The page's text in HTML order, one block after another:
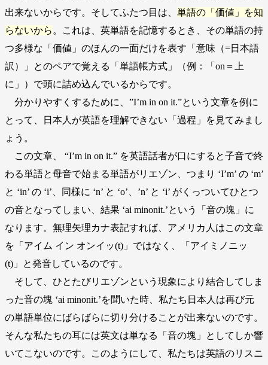
出来ないからです。そしてふたつ目は、 単語の「価値」を知
らないから 。これは、英単語を記憶するとき、その単語の持
つ多様な「価値」のほんの一面だけを表す「意味（=日本語
訳）」とのペアで覚える「単語帳方式」（例：「on＝上
に」）で頭に詰め込んでいるからです。
分かりやすくするために、”I’m in on it.”という文章を例に
とって、日本人が英語を理解できない「過程」を見てみまし
ょう。
この文章、 “I’m in on it.” を英語話者が口にすると子音で終
わる単語と母音で始まる単語がリエゾン、つまり ‘I’m’ の ‘m’
と ‘in’ の ‘i’、同様に ‘n’ と ‘o’、’n’ と ‘i’ がくっついてひとつ
の音となってしまい、結果 ‘ai minonit.’という「音の塊」に
なります。無理矢理カナ表記すれば、アメリカ人はこの文章
を「アイム イン オンイッ(t)」ではなく、「アイミノニッ
(t)」と発音しているのです。
そして、ひとたびリエゾンという現象により結合してしま
った音の塊 ‘ai minonit.’を聞いた時、私たち日本人は再び元
の単語単位にばらばらに切り分けることが出来ないのです。
そんな私たちの耳には英文は単なる「音の塊」としてしか響
いてこないのです。このようにして、私たちは英語のリスニ